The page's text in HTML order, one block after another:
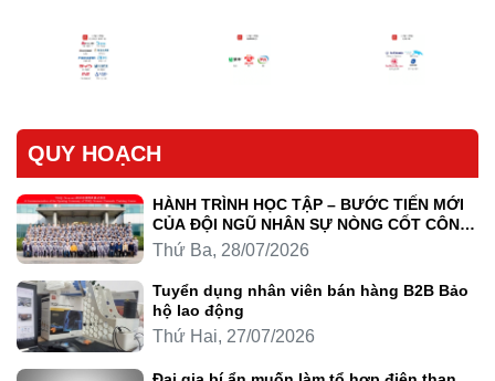
QUY HOẠCH
HÀNH TRÌNH HỌC TẬP – BƯỚC TIẾN MỚI
CỦA ĐỘI NGŨ NHÂN SỰ NÒNG CỐT CÔNG
TY LUYỆN KIM TRẦN HỒNG QUÂN
Thứ Ba, 28/07/2026
Tuyển dụng nhân viên bán hàng B2B Bảo
hộ lao động
Thứ Hai, 27/07/2026